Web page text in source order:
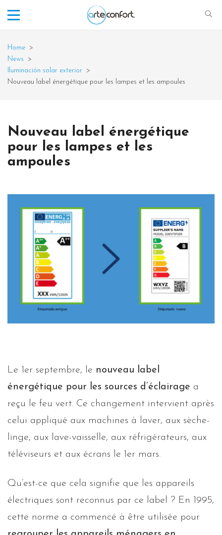
Home >
News
>
Iluminación solar exterior >
Nouveau label énergétique pour les lampes et les ampoules
Nouveau label énergétique
pour les lampes et les
ampoules
Le 1er septembre, le nouveau label
énergétique pour les sources d’éclairage a
reçu le feu vert. Ce changement intervient après
celui appliqué aux machines à laver, aux sèche-
linge, aux lave-vaisselle, aux réfrigérateurs, aux
téléviseurs et aux écrans le 1er mars.
Qu’est-ce que cela signifie que les appareils
électriques sont reconnus par ce label ? En 1995,
cette norme a commencé à être utilisée pour